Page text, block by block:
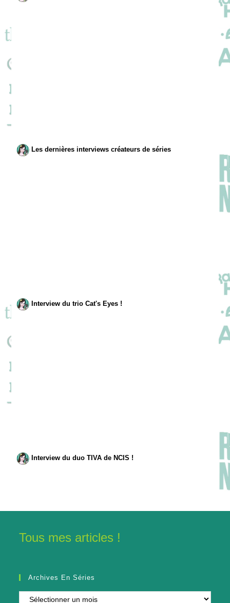
Les dernières interviews créateurs de séries
Interview du trio Cat's Eyes !
Interview du duo TIVA de NCIS !
Tous mes articles !
Archives En Séries
Archives